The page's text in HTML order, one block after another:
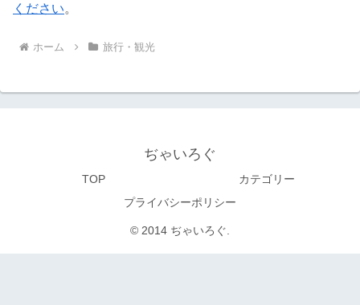
ください。
ホーム 旅行・観光
ぢゃいろぐ
TOP
カテゴリー
プライバシーポリシー
© 2014 ぢゃいろぐ.